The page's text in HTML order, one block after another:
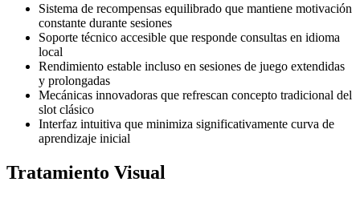
Sistema de recompensas equilibrado que mantiene motivación
constante durante sesiones
Soporte técnico accesible que responde consultas en idioma
local
Rendimiento estable incluso en sesiones de juego extendidas
y prolongadas
Mecánicas innovadoras que refrescan concepto tradicional del
slot clásico
Interfaz intuitiva que minimiza significativamente curva de
aprendizaje inicial
Tratamiento Visual